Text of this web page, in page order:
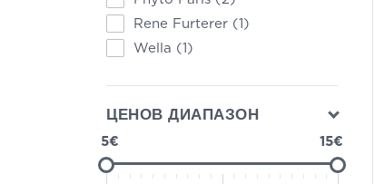
Rene Furterer (1)
Wella (1)
ЦЕНОВ ДИАПАЗОН
5€ 15€